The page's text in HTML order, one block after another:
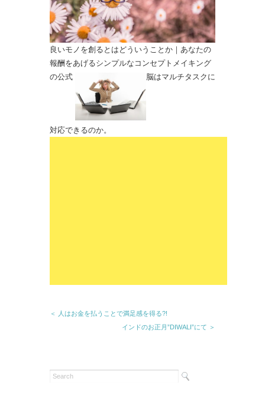
良いモノを創るとはどういうことか｜あなたの
報酬をあげるシンプルなコンセプトメイキング
の公式
脳はマルチタスクに
対応できるのか。
＜ 人はお金を払うことで満足感を得る?!
インドのお正月”DIWALI”にて ＞